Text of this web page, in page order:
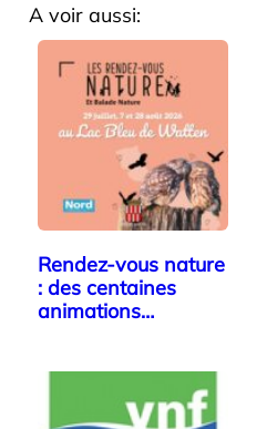
A voir aussi:
Rendez-vous nature
: des centaines
animations…